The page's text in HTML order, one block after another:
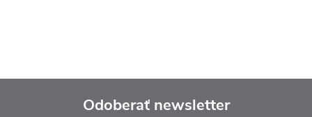
Odoberať newsletter